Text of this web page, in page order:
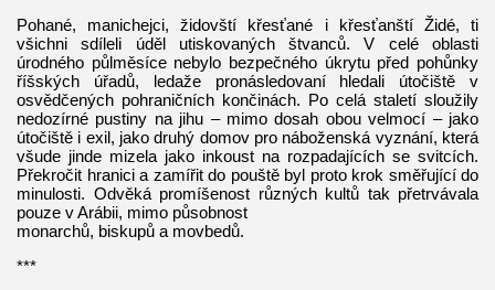
Pohané, manichejci, židovští křesťané i křesťanští Židé, ti
všichni sdíleli úděl utiskovaných štvanců. V celé oblasti
úrodného půlměsíce nebylo bezpečného úkrytu před pohůnky
říšských úřadů, ledaže pronásledovaní hledali útočiště v
osvědčených pohraničních končinách. Po celá staletí sloužily
nedozírné pustiny na jihu – mimo dosah obou velmocí – jako
útočiště i exil, jako druhý domov pro náboženská vyznání, která
všude jinde mizela jako inkoust na rozpadajících se svitcích.
Překročit hranici a zamířit do pouště byl proto krok směřující do
minulosti. Odvěká promíšenost různých kultů tak přetrvávala
pouze v Arábii, mimo působnost
monarchů, biskupů a movbedů.
***